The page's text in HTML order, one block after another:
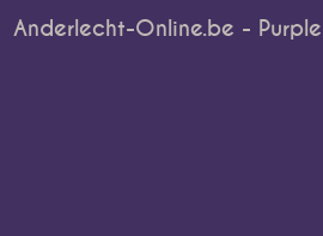
Anderlecht-Online.be -